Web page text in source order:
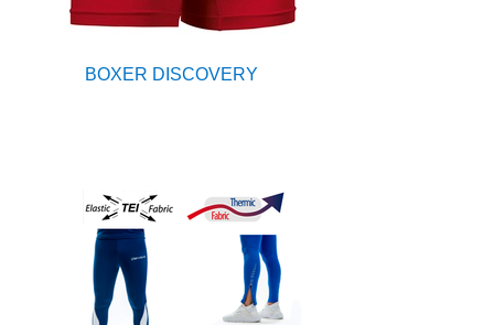
BOXER DISCOVERY